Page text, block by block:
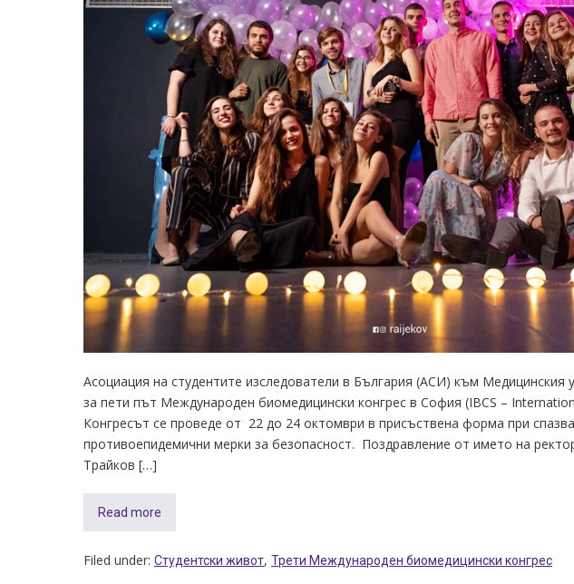
Асоциация на студентите изследователи в България (АСИ) към
за пети път Международен биомедицински конгрес в София (IBCS –
Конгресът се проведе от 22 до 24 октомври в присъствена форма при
противоепидемични мерки за безопасност. Поздравление от името на
Трайков […]
Read more
Filed under: Студентски живот, Трети Международен биомедицински конгрес